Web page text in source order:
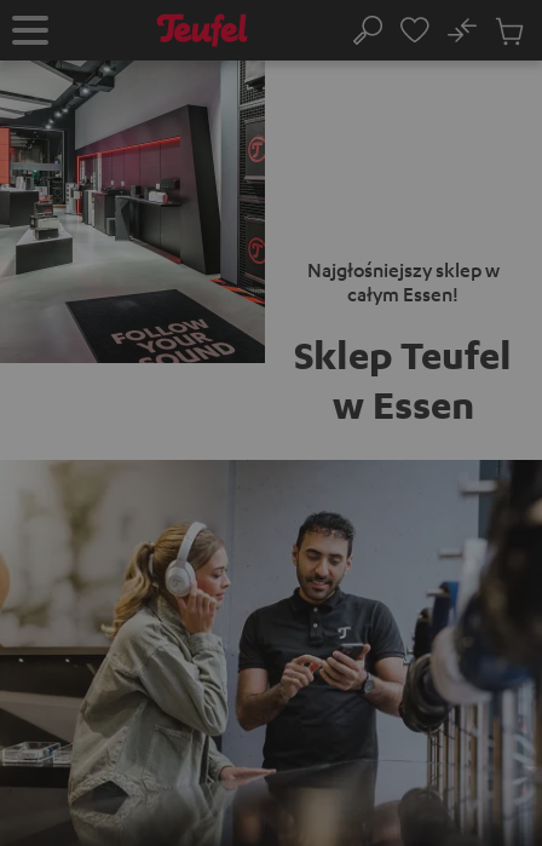
DO
Strona
Szukaj
No
Najgłośniejszy sklep w
całym Essen!
Sklep Teufel
w Essen